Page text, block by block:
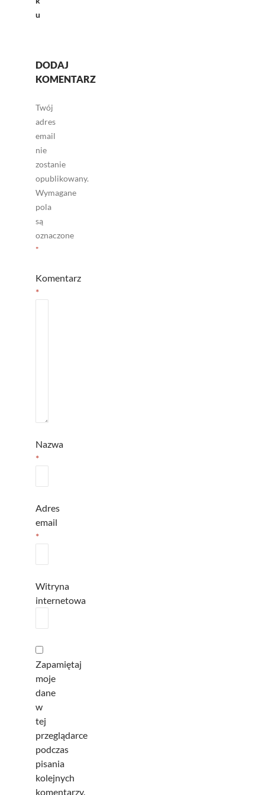
u
DODAJ
KOMENTARZ
Twój
adres
email
nie
zostanie
opublikowany.
Wymagane
pola
są
oznaczone
*
Komentarz
*
Nazwa
*
Adres
email
*
Witryna
internetowa
Zapamiętaj
moje
dane
w
tej
przeglądarce
podczas
pisania
kolejnych
komentarzy.